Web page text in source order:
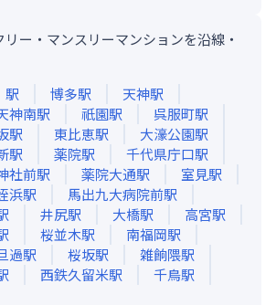
ー・マンスリーマンションを沿線・
駅 博多駅 天神駅
神南駅 祇園駅 呉服町駅
駅 東比恵駅 大濠公園駅
駅 薬院駅 千代県庁口駅
社前駅 薬院大通駅 室見駅
浜駅 馬出九大病院前駅
井尻駅 大橋駅 高宮駅
桜並木駅 南福岡駅
過駅 桜坂駅 雑餉隈駅
西鉄久留米駅 千鳥駅